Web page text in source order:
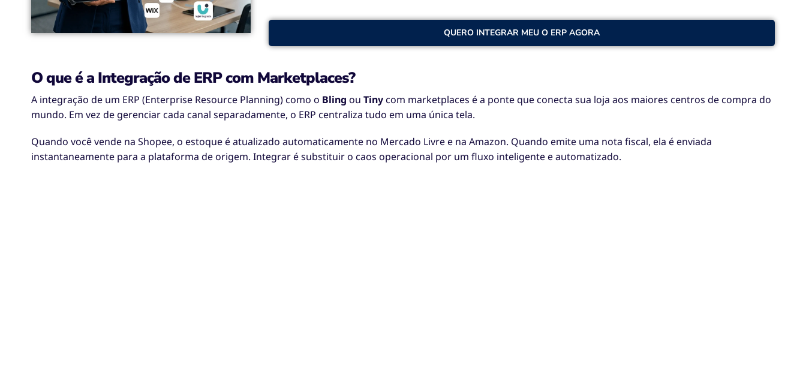
QUERO INTEGRAR MEU O ERP AGORA
O que é a Integração de ERP com Marketplaces?
A integração de um ERP (Enterprise Resource Planning) como o Bling ou Tinycom marketplaces é a ponte que conecta sua loja aos maiores centros de compra do
mundo. Em vez de gerenciar cada canal separadamente, o ERP centraliza tudo em uma única tela.
Quando você vende na Shopee, o estoque é atualizado automaticamente no Mercado Livre e na Amazon. Quando emite uma nota fiscal, ela é enviada
instantaneamente para a plataforma de origem. Integrar é substituir o caos operacional por um fluxo inteligente e automatizado.